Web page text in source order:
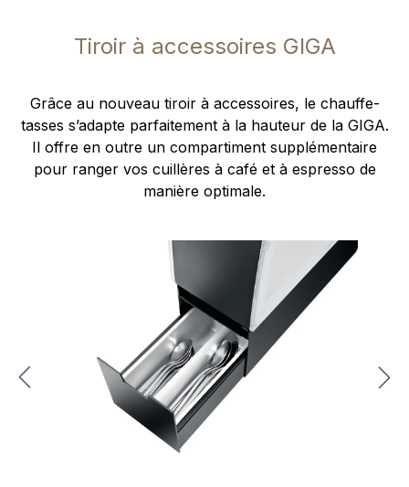
Tiroir à accessoires GIGA
Grâce au nouveau tiroir à accessoires, le chauffe-
tasses s’adapte parfaitement à la hauteur de la GIGA.
Il offre en outre un compartiment supplémentaire
pour ranger vos cuillères à café et à espresso de
manière optimale.